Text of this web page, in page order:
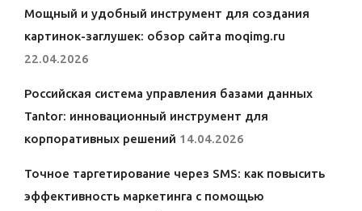
Мощный и удобный инструмент для создания
картинок-заглушек: обзор сайта moqimg.ru
22.04.2026
Российская система управления базами данных
Tantor: инновационный инструмент для
корпоративных решений 14.04.2026
Точное таргетирование через SMS: как повысить
эффективность маркетинга с помощью